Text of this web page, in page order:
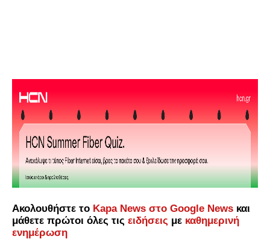
Ακολουθήστε το Kapa News στο Google News και
μάθετε πρώτοι όλες τις ειδήσεις με καθημερινή
ενημέρωση